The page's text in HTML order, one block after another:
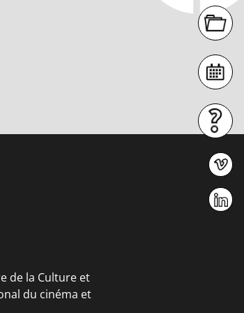
de la Culture et
du cinéma et